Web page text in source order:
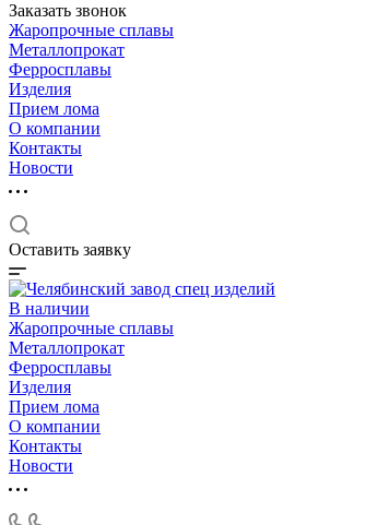
Заказать звонок
Жаропрочные сплавы
Металлопрокат
Ферросплавы
Изделия
Прием лома
О компании
Контакты
Новости
Оставить заявку
В наличии
Жаропрочные сплавы
Металлопрокат
Ферросплавы
Изделия
Прием лома
О компании
Контакты
Новости